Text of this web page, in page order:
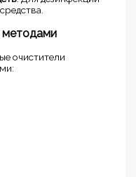
методами
очистители